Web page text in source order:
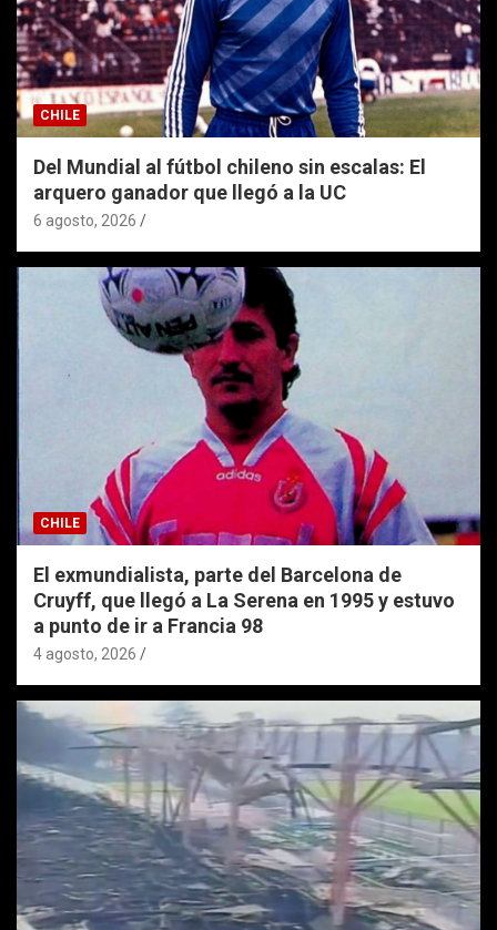
CHILE
Del Mundial al fútbol chileno sin escalas: El
arquero ganador que llegó a la UC
6 agosto, 2026
CHILE
El exmundialista, parte del Barcelona de
Cruyff, que llegó a La Serena en 1995 y estuvo
a punto de ir a Francia 98
4 agosto, 2026